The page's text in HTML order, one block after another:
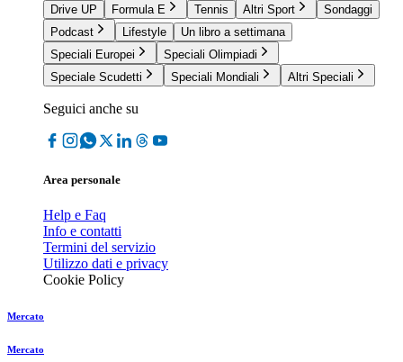
Drive UP
Formula E Tennis Altri Sport
Sondaggi
Podcast
Lifestyle
Un libro a settimana
Speciali Europei
Speciali Olimpiadi
Speciale Scudetti
Speciali Mondiali Altri Speciali
Seguici anche su
Area personale
Help e Faq
Info e contatti
Termini del servizio
Utilizzo dati e privacy
Cookie Policy
Mercato
Mercato